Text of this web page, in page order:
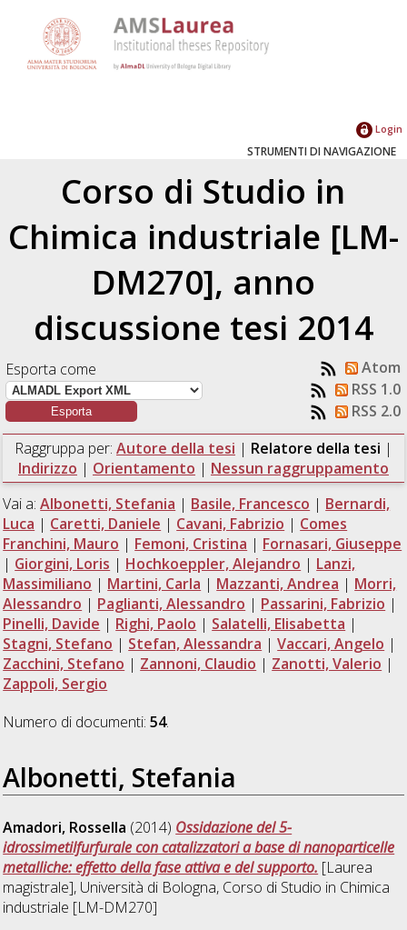
Login
STRUMENTI DI NAVIGAZIONE
Corso di Studio in
Chimica industriale [LM-
DM270], anno
discussione tesi 2014
Esporta come
Atom
RSS 1.0
RSS 2.0
Raggruppa per: Autore della tesi | Relatore della tesi |
Indirizzo | Orientamento | Nessun raggruppamento
Vai a:Albonetti, Stefania | Basile, Francesco | Bernardi,
Luca | Caretti, Daniele | Cavani, Fabrizio | Comes
Franchini, Mauro | Femoni, Cristina | Fornasari, Giuseppe
| Giorgini, Loris | Hochkoeppler, Alejandro | Lanzi,
Massimiliano | Martini, Carla | Mazzanti, Andrea | Morri,
Alessandro | Paglianti, Alessandro | Passarini, Fabrizio |
Pinelli, Davide | Righi, Paolo | Salatelli, Elisabetta |
Stagni, Stefano | Stefan, Alessandra |Vaccari, Angelo |
Zacchini, Stefano | Zannoni, Claudio | Zanotti, Valerio |
Zappoli, Sergio
Numero di documenti:54.
Albonetti, Stefania
Amadori, Rossella (2014) Ossidazione del 5-
idrossimetilfurfurale con catalizzatori a base di nanoparticelle
metalliche: effetto della fase attiva e del supporto. [Laurea
magistrale], Università di Bologna, Corso di Studio in Chimica
industriale [LM-DM270]